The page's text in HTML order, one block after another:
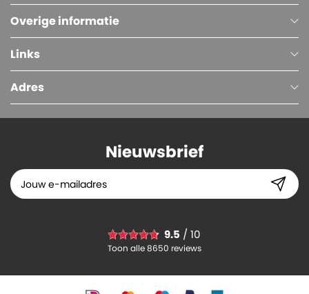
Overige informatie
Links
Adres
Nieuwsbrief
9.5 / 10
Toon alle 8650 reviews